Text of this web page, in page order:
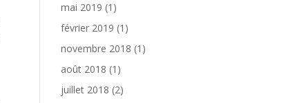
mai 2019 (1)
février 2019 (1)
novembre 2018 (1)
août 2018 (1)
juillet 2018 (2)